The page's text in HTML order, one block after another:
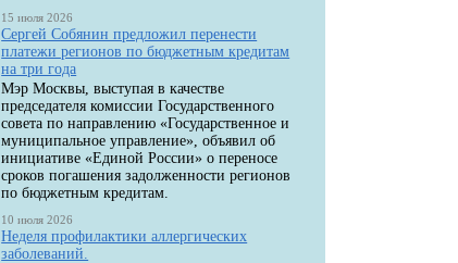
15 июля 2026
Сергей Собянин предложил перенести
платежи регионов по бюджетным кредитам
на три года
Мэр Москвы, выступая в качестве
председателя комиссии Государственного
совета по направлению «Государственное и
муниципальное управление», объявил об
инициативе «Единой России» о переносе
сроков погашения задолженности регионов
по бюджетным кредитам.
10 июля 2026
Неделя профилактики аллергических
заболеваний.